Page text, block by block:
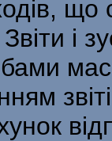
що
і